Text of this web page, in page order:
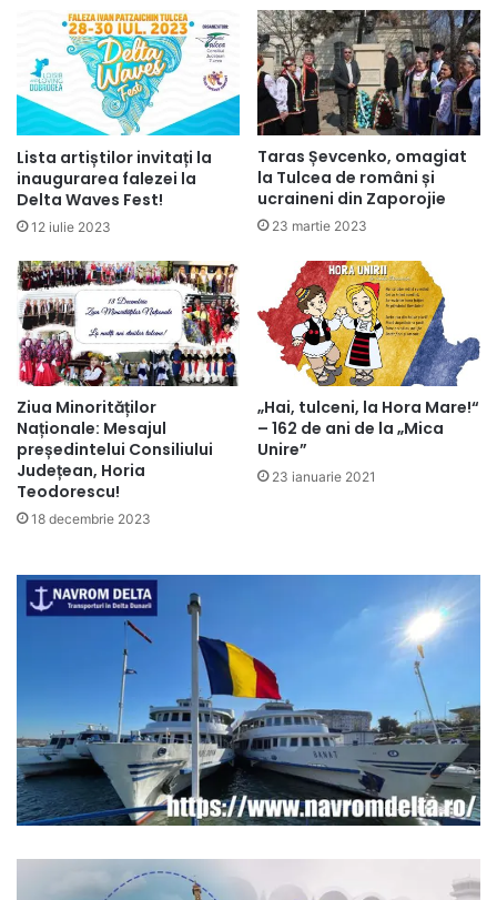
Lista artiștilor invitați la
inaugurarea falezei la
Delta Waves Fest!
12 iulie 2023
Taras Șevcenko, omagiat
la Tulcea de români și
ucraineni din Zaporojie
23 martie 2023
Ziua Minorităților
Naționale: Mesajul
președintelui Consiliului
Județean, Horia
Teodorescu!
18 decembrie 2023
„Hai, tulceni, la Hora Mare!“
– 162 de ani de la „Mica
Unire”
23 ianuarie 2021